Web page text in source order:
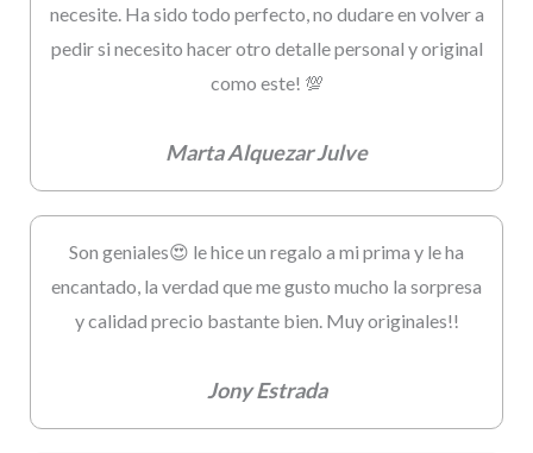
necesite. Ha sido todo perfecto, no dudare en volver a
pedir si necesito hacer otro detalle personal y original
como este! 💯
Marta Alquezar Julve
Son geniales😍 le hice un regalo a mi prima y le ha
encantado, la verdad que me gusto mucho la sorpresa
y calidad precio bastante bien. Muy originales!!
Jony Estrada